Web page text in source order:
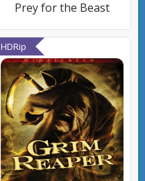
Prey for the Beast
HDRip